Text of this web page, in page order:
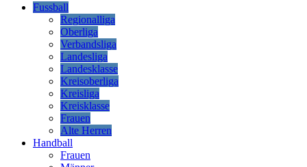
Fussball
Regionalliga
Oberliga
Verbandsliga
Landesliga
Landesklasse
Kreisoberliga
Kreisliga
Kreisklasse
Frauen
Alte Herren
Handball
Frauen